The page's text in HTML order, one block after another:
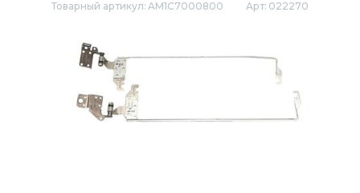
Товарный артикул: AM1C7000800 Арт: 022270